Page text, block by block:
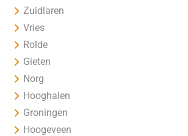
Zuidlaren
Vries
Rolde
Gieten
Norg
Hooghalen
Groningen
Hoogeveen